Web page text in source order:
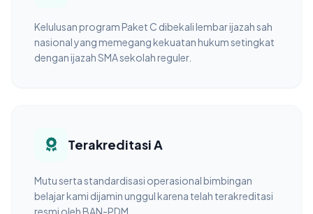
Kelulusan program Paket C dibekali lembar ijazah sah
nasional yang memegang kekuatan hukum setingkat
dengan ijazah SMA sekolah reguler.
Terakreditasi A
Mutu serta standardisasi operasional bimbingan
belajar kami dijamin unggul karena telah terakreditasi
resmi oleh BAN-PDM.